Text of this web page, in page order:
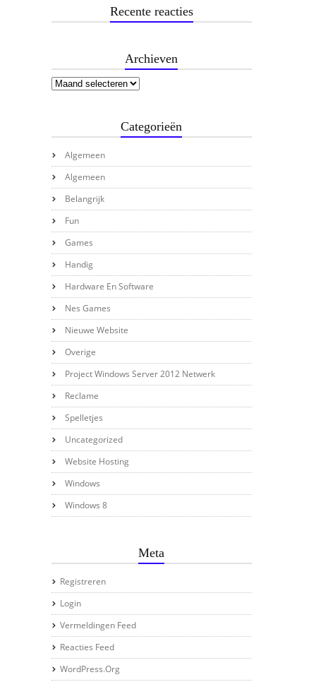
Recente reacties
Archieven
Categorieën
Algemeen
Algemeen
Belangrijk
Fun
Games
Handig
Hardware En Software
Nes Games
Nieuwe Website
Overige
Project Windows Server 2012 Netwerk
Reclame
Spelletjes
Uncategorized
Website Hosting
Windows
Windows 8
Meta
Registreren
Login
Vermeldingen Feed
Reacties Feed
WordPress.org